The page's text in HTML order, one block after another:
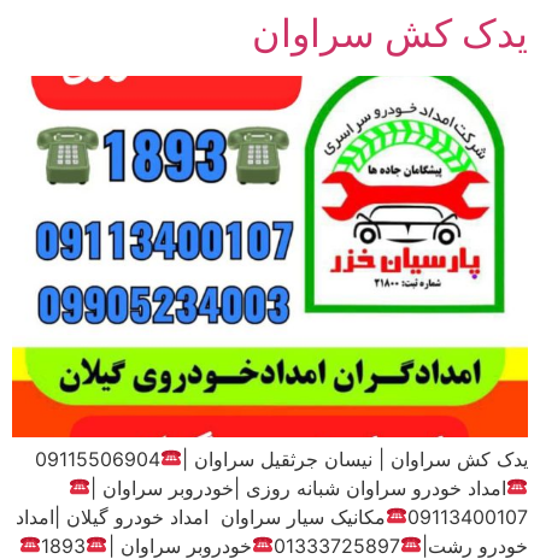
یدک کش سراوان
یدک کش سراوان | نیسان جرثقیل سراوان |
09115506904
امداد خودرو سراوان شبانه روزی |خودروبر سراوان |
09113400107
مکانیک سیار سراوان امداد خودرو گیلان |امداد
خودرو رشت|
01333725897 خودروبر سراوان |
1893